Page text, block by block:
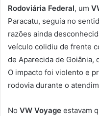
Rodoviária Federal, um
Paracatu, seguia no
razões ainda
veículo colidiu de frente
de Aparecida de Goiânia,
O impacto foi violento e
rodovia durante o
No VW Voyage estavam